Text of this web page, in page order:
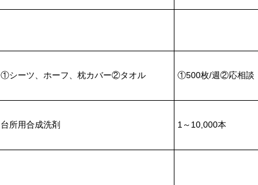
①シーツ、ホーフ、枕カバー②タオル ①500枚/週②応相談
台所用合成洗剤 1～10,000本